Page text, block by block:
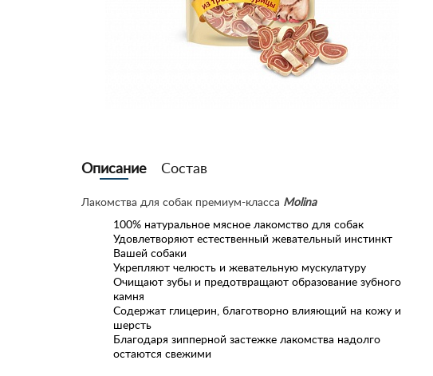
Описание Состав
Лакомства для собак премиум-класса Molina
100% натуральное мясное лакомство для собак
Удовлетворяют естественный жевательный инстинкт
Вашей собаки
Укрепляют челюсть и жевательную мускулатуру
Очищают зубы и предотвращают образование зубного
камня
Содержат глицерин, благотворно влияющий на кожу и
шерсть
Благодаря зипперной застежке лакомства надолго
остаются свежими